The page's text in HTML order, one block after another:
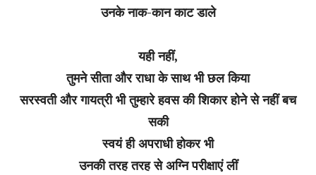
उनके नाक-कान काट डाले
यही नहीं,
तुमने सीता और राधा के साथ भी छल किया
सरस्वती और गायत्री भी तुम्हारे हवस की शिकार होने से नहीं बच
सकी
स्वयं ही अपराधी होकर भी
उनकी तरह तरह से अग्नि परीक्षाएं लीं